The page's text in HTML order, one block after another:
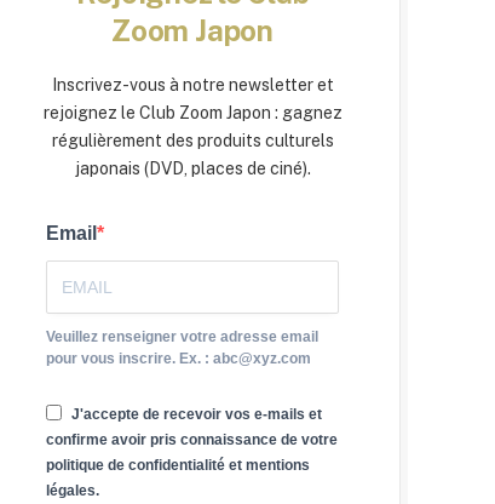
Zoom Japon
Inscrivez-vous à notre newsletter et
rejoignez le Club Zoom Japon : gagnez
régulièrement des produits culturels
japonais (DVD, places de ciné).
Email
Veuillez renseigner votre adresse email
pour vous inscrire. Ex. : abc@xyz.com
J'accepte de recevoir vos e-mails et
confirme avoir pris connaissance de votre
politique de confidentialité et mentions
légales.